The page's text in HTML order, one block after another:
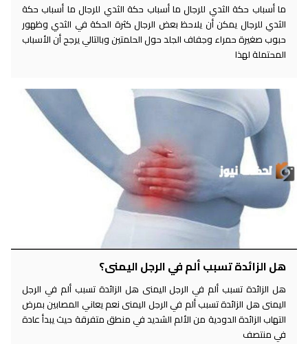
ما أسباب حكة الثدي للرجال ما أسباب حكة الثدي للرجال ما أسباب حكة
الثدي للرجال يمكن أن يلاحظ بعض الرجال كثرة الحكة في الثدي وظهور
حبوب صغيرة حمراء وجفاف الجلد حول الحلمتين وبالتالي يرجح أن الأسباب
المحتملة لهذا
هل الزائدة تسبب ألم في الرجل اليمنى؟
هل الزائدة تسبب ألم في الرجل اليمنى هل الزائدة تسبب ألم في الرجل
اليمنى هل الزائدة تسبب ألم في الرجل اليمنى نعم يعاني المصابين بمرض
التهاب الزائدة الدودية من الألم الشديد في منطق متفرقة حيث يبدأ عادة
في منتصف